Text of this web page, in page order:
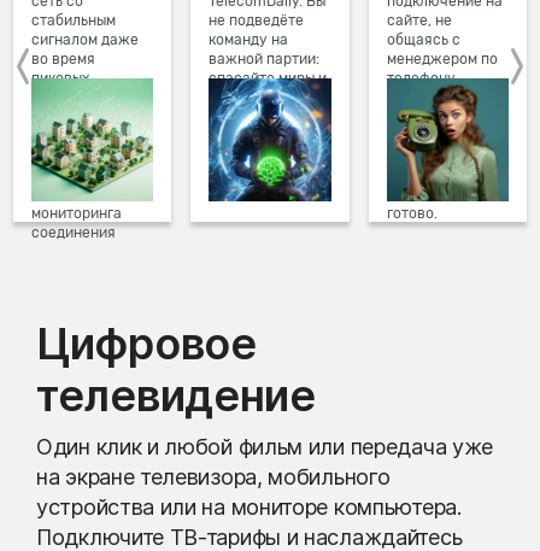
стабильным
сигналом даже
во время
пиковых
нагрузок в
вечернее время.
Мы постоянно
обновляем наше
оборудование в
домах, а система
мониторинга
соединения
не подведёте
команду на
важной партии:
спасайте миры и
побеждайте с
друзьями в
онлайн-играх.
сайте, не
общаясь с
менеджером по
телефону.
Просто в три
клика заполните
форму заявки на
сайте, выберите
дату и время
подключения,
готово.
Цифровое
телевидение
Один клик и любой фильм или передача уже
на экране телевизора, мобильного
устройства или на мониторе компьютера.
Подключите ТВ-тарифы и наслаждайтесь